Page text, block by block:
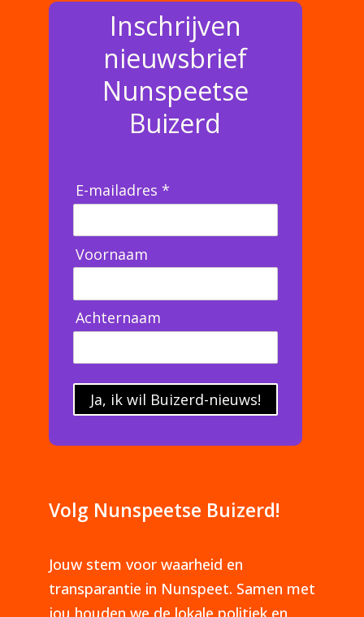
Inschrijven
nieuwsbrief
Nunspeetse
Buizerd
E-mailadres *
Voornaam
Achternaam
Ja, ik wil Buizerd-nieuws!
Volg Nunspeetse Buizerd!
Jouw stem voor waarheid en
transparantie in Nunspeet. Samen met
jou houden we de lokale politiek en